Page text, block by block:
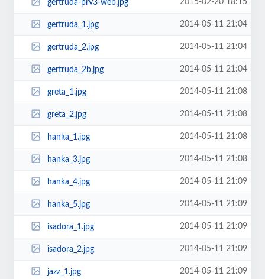
gertruda-prv3-web.jpg 2015-02-20 18:15
gertruda_1.jpg 2014-05-11 21:04
gertruda_2.jpg 2014-05-11 21:04
gertruda_2b.jpg 2014-05-11 21:04
greta_1.jpg 2014-05-11 21:08
greta_2.jpg 2014-05-11 21:08
hanka_1.jpg 2014-05-11 21:08
hanka_3.jpg 2014-05-11 21:08
hanka_4.jpg 2014-05-11 21:09
hanka_5.jpg 2014-05-11 21:09
isadora_1.jpg 2014-05-11 21:09
isadora_2.jpg 2014-05-11 21:09
jazz_1.jpg 2014-05-11 21:09